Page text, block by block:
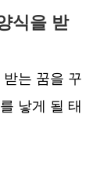
식을 받
는 꿈을 꾸
낳게 될 태